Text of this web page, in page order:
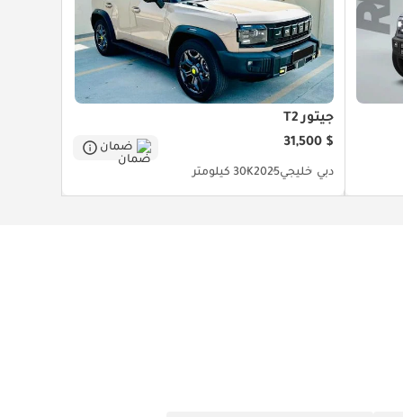
جيتور T2
$ 31,500
ضمان
دبي خليجي202530K كيلومتر